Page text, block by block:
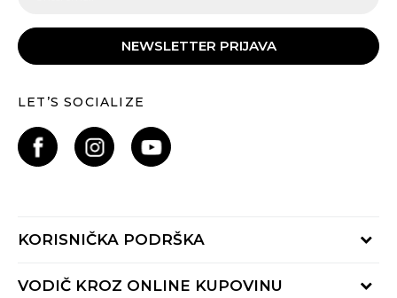
NEWSLETTER PRIJAVA
LET’S SOCIALIZE
KORISNIČKA PODRŠKA
Provjeri status porudžbine
VODIČ KROZ ONLINE KUPOVINU